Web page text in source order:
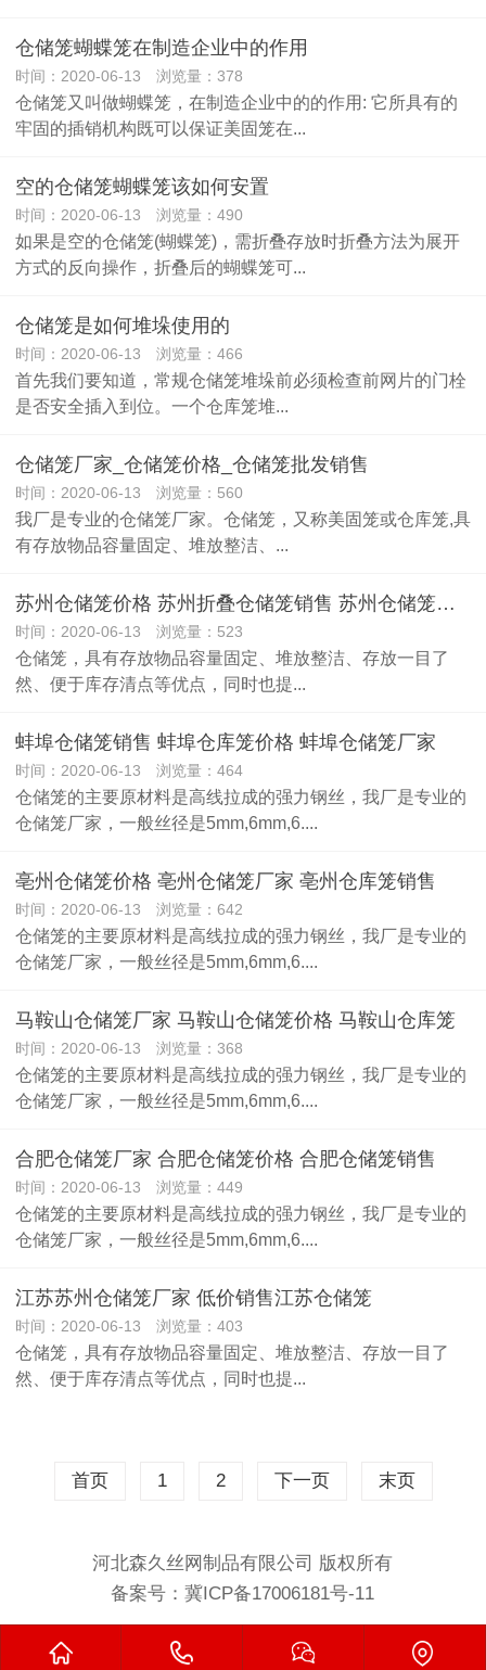
仓储笼蝴蝶笼在制造企业中的作用
时间：2020-06-13 浏览量：378
仓储笼又叫做蝴蝶笼，在制造企业中的的作用: 它所具有的
牢固的插销机构既可以保证美固笼在...
空的仓储笼蝴蝶笼该如何安置
时间：2020-06-13 浏览量：490
如果是空的仓储笼(蝴蝶笼)，需折叠存放时折叠方法为展开
方式的反向操作，折叠后的蝴蝶笼可...
仓储笼是如何堆垛使用的
时间：2020-06-13 浏览量：466
首先我们要知道，常规仓储笼堆垛前必须检查前网片的门栓
是否安全插入到位。一个仓库笼堆...
仓储笼厂家_仓储笼价格_仓储笼批发销售
时间：2020-06-13 浏览量：560
我厂是专业的仓储笼厂家。仓储笼，又称美固笼或仓库笼,具
有存放物品容量固定、堆放整洁、...
苏州仓储笼价格 苏州折叠仓储笼销售 苏州仓储笼厂家
时间：2020-06-13 浏览量：523
仓储笼，具有存放物品容量固定、堆放整洁、存放一目了
然、便于库存清点等优点，同时也提...
蚌埠仓储笼销售 蚌埠仓库笼价格 蚌埠仓储笼厂家
时间：2020-06-13 浏览量：464
仓储笼的主要原材料是高线拉成的强力钢丝，我厂是专业的
仓储笼厂家，一般丝径是5mm,6mm,6....
亳州仓储笼价格 亳州仓储笼厂家 亳州仓库笼销售
时间：2020-06-13 浏览量：642
仓储笼的主要原材料是高线拉成的强力钢丝，我厂是专业的
仓储笼厂家，一般丝径是5mm,6mm,6....
马鞍山仓储笼厂家 马鞍山仓储笼价格 马鞍山仓库笼
时间：2020-06-13 浏览量：368
仓储笼的主要原材料是高线拉成的强力钢丝，我厂是专业的
仓储笼厂家，一般丝径是5mm,6mm,6....
合肥仓储笼厂家 合肥仓储笼价格 合肥仓储笼销售
时间：2020-06-13 浏览量：449
仓储笼的主要原材料是高线拉成的强力钢丝，我厂是专业的
仓储笼厂家，一般丝径是5mm,6mm,6....
江苏苏州仓储笼厂家 低价销售江苏仓储笼
时间：2020-06-13 浏览量：403
仓储笼，具有存放物品容量固定、堆放整洁、存放一目了
然、便于库存清点等优点，同时也提...
首页 1 2 下一页 末页
河北森久丝网制品有限公司 版权所有
备案号：冀ICP备17006181号-11